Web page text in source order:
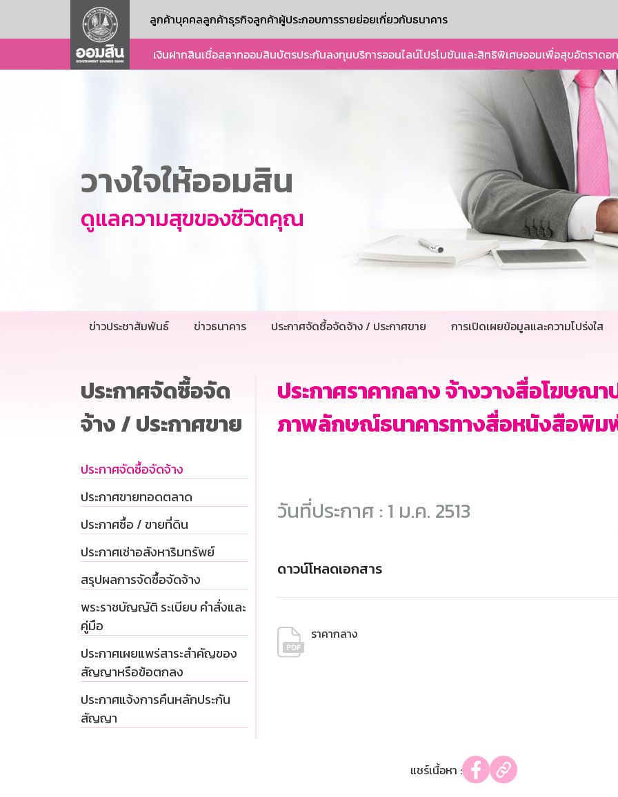
ลูกค้าบุคคลลูกค้าธุรกิจลูกค้าผู้ประกอบการรายย่อยเกี่ยวกับธนาคาร
เงินฝากสินเชื่อสลากออมสินบัตรประกันลงทุนบริการออนไลน์โปรโมชันและสิทธิพิเศษออมเพื่อสุขอัตราดอ
วางใจให้ออมสิน
ดูแลความสุขของชีวิตคุณ
ข่าวประชาสัมพันธ์ ข่าวธนาคาร ประกาศจัดซื้อจัดจ้าง / ประกาศขาย การเปิดเผยข้อมูลและความโปร่งใส
ประกาศจัดซื้อจัด
จ้าง / ประกาศขาย
ประกาศจัดซื้อจัดจ้าง
ประกาศขายทอดตลาด
ประกาศซื้อ / ขายที่ดิน
ประกาศเช่าอสังหาริมทรัพย์
สรุปผลการจัดซื้อจัดจ้าง
พระราชบัญญัติ ระเบียบ คำสั่งและ
คู่มือ
ประกาศเผยแพร่สาระสำคัญของ
สัญญาหรือข้อตกลง
ประกาศแจ้งการคืนหลักประกัน
สัญญา
ประกาศราคากลาง จ้างวางสื่อโฆษณ
ภาพลักษณ์ธนาคารทางสื่อหนังสือพิม
วันที่ประกาศ : 1 ม.ค. 2513
ดาวน์โหลดเอกสาร
ราคากลาง
แชร์เนื้อหา :